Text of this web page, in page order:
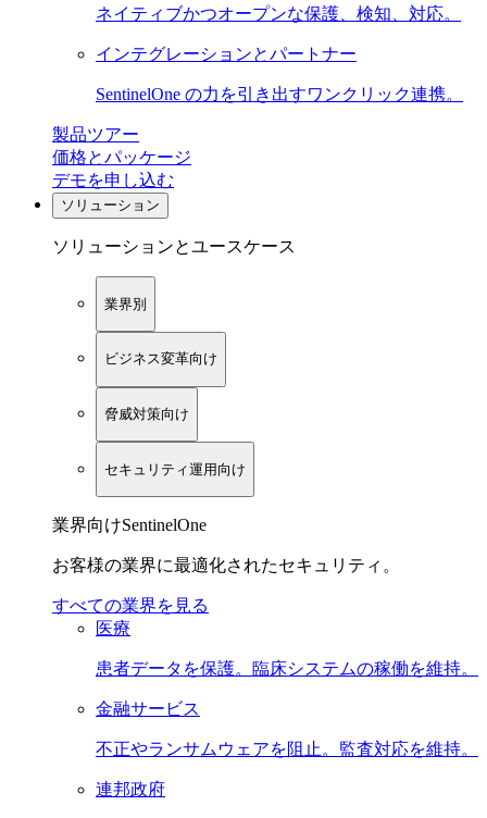
ネイティブかつオープンな保護、検知、対応。
インテグレーションとパートナー
SentinelOne の力を引き出すワンクリック連携。
製品ツアー
価格とパッケージ
デモを申し込む
ソリューション
ソリューションとユースケース
業界別
ビジネス変革向け
脅威対策向け
セキュリティ運用向け
業界向けSentinelOne
お客様の業界に最適化されたセキュリティ。
すべての業界を見る
医療
患者データを保護。臨床システムの稼働を維持。
金融サービス
不正やランサムウェアを阻止。監査対応を維持。
連邦政府